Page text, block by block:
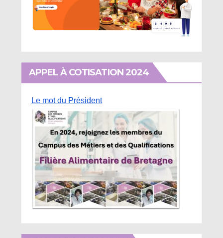
APPEL À COTISATION 2024
Le mot du Président